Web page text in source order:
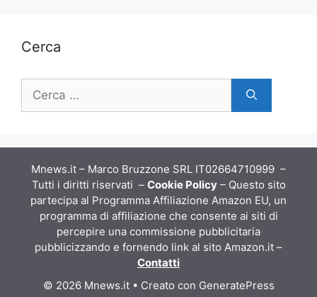
Cerca
Ricerca
Mnews.it – Marco Bruzzone SRL IT02664710999 –
Tutti i diritti riservati – Cookie Policy– Questo sito
partecipa al Programma Affiliazione Amazon EU, un
programma di affiliazione che consente ai siti di
percepire una commissione pubblicitaria
pubblicizzando e fornendo link al sito Amazon.it –
Contatti
© 2026 Mnews.it• Creato con GeneratePress